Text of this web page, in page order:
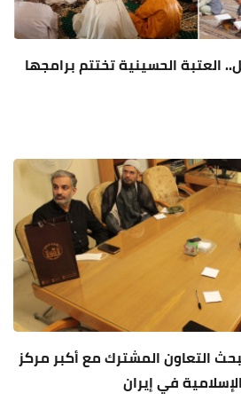
العتبة الحسينية تختتم برامجها
التعاون المشترك مع أكبر مركز
في إيران